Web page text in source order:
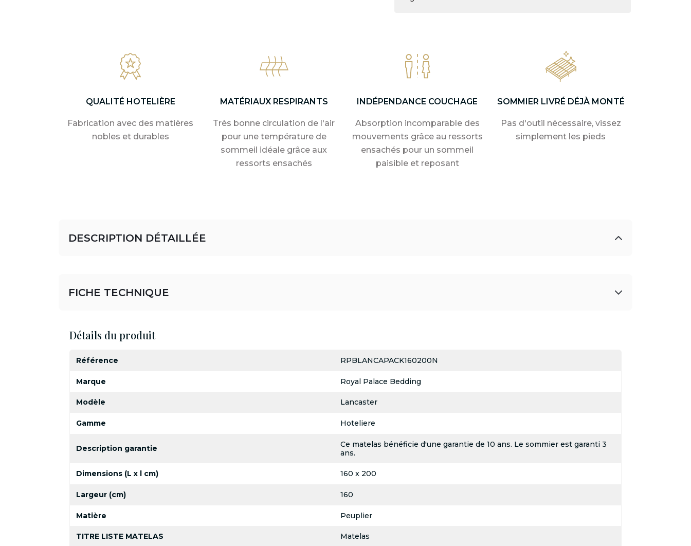
QUALITÉ HOTELIÈRE
Fabrication avec des matières
nobles et durables
MATÉRIAUX RESPIRANTS
Très bonne circulation de l'air
pour une température de
sommeil idéale grâce aux
ressorts ensachés
INDÉPENDANCE COUCHAGE
Absorption incomparable des
mouvements grâce au ressorts
ensachés pour un sommeil
paisible et reposant
SOMMIER LIVRÉ DÉJÀ MONTÉ
Pas d'outil nécessaire, vissez
simplement les pieds
DESCRIPTION DÉTAILLÉE
FICHE TECHNIQUE
Détails du produit
Référence RPBLANCAPACK160200N
Marque Royal Palace Bedding
Modèle Lancaster
Gamme Hoteliere
Description garantie
Ce matelas bénéficie d'une garantie de 10 ans. Le sommier est garanti 3
ans.
Dimensions (L x l cm) 160 x 200
Largeur (cm) 160
Matière Peuplier
TITRE LISTE MATELAS Matelas